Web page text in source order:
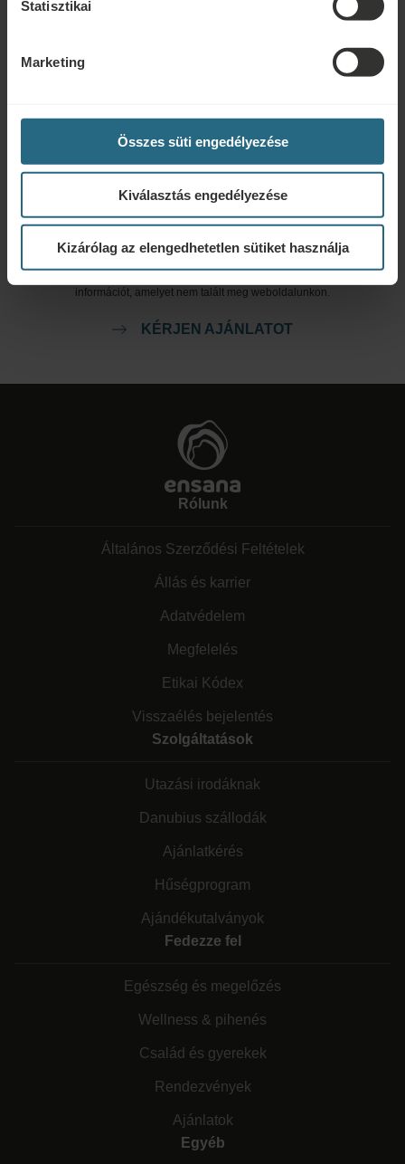
Statisztikai
Marketing
Összes süti engedélyezése
Kiválasztás engedélyezése
Kizárólag az elengedhetetlen sütiket használja
Foglalja le legjobb ajánlatainkat itt. Ha szeretne csatlakozni
egyszerűen csak hírlevelet szeretne kapni az összes hírről, kattintson ide.
FOGLALÁS
Ajánlatkérés
Lépjen velünk kapcsolatba az alábbi link segítségével, hogy a lehető
legjobb ajánlatot készíthessük Önnek. Szívesen megosztunk minden további
információt, amelyet nem talált meg weboldalunkon.
KÉRJEN AJÁNLATOT
Rólunk
Általános Szerződési Feltételek
Állás és karrier
Adatvédelem
Megfelelés
Etikai Kódex
Visszaélés bejelentés
Szolgáltatások
Utazási irodáknak
Danubius szállodák
Ajánlatkérés
Hűségprogram
Ajándékutalványok
Fedezze fel
Egészség és megelőzés
Wellness & pihenés
Család és gyerekek
Rendezvények
Ajánlatok
Egyéb